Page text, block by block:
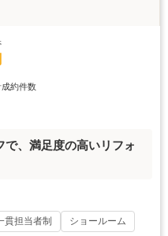
約件数
、満足度の高いリフォ
貫担当者制
ショールーム